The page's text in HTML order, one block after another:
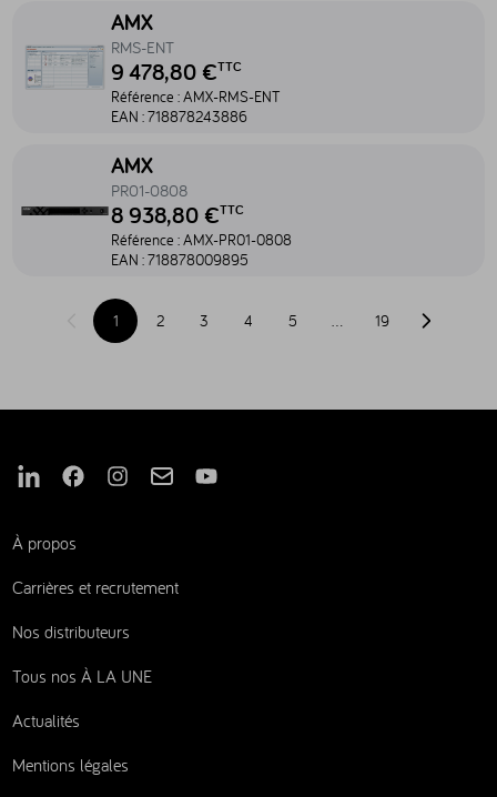
Accéder au produit RMS-ENT - AMX-RMS-ENT
AMX
RMS-ENT
9 478,80 €TTC
Référence :AMX-RMS-ENT
EAN :718878243886
Accéder au produit PR01-0808 - AMX-PR01-0808
AMX
PR01-0808
8 938,80 €TTC
Référence :AMX-PR01-0808
EAN :718878009895
Page précédente
1 2 3 4 5 … 19 Page
Nous suivre sur Linkedin
Nous suivre sur Facebook
Nous suivre sur Instagram
Nous suivre sur Mail
Nous suivre sur Youtube
À propos
Carrières et recrutement
Nos distributeurs
Tous nos À LA UNE
Actualités
Mentions légales